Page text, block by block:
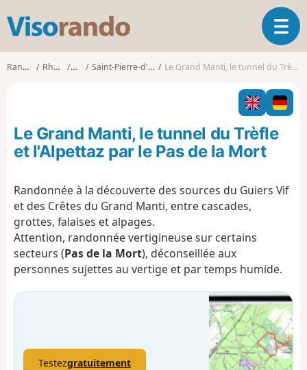
s
o
o
O
u
v
i
r
l
i
n
Randonnées Rhône-Alpes SavoieSaint-Pierre-d'Entremont (Savoie) Le Grand Manti, le tunnel du Trèfle et l'Alpettaz par le Pas de la Mort
Le Grand Manti, le tunnel du Trèfle
et l'Alpettaz par le Pas de la Mort
Randonnée à la découverte des sources du Guiers Vif
et des Crêtes du Grand Manti, entre cascades,
grottes, falaises et alpages.
Attention, randonnée vertigineuse sur certains
secteurs (Pas de la Mort), déconseillée aux
personnes sujettes au vertige et par temps humide.
Testezgratuitement